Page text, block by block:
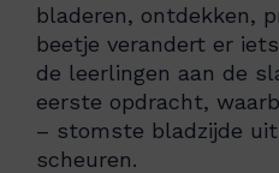
bladeren, ontdekken,
beetje verandert er
de leerlingen aan de
eerste opdracht,
– stomste bladzijde
scheuren.